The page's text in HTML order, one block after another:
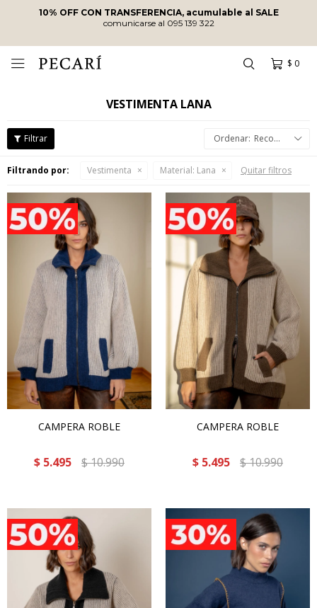
ENVÍOS SIN COSTOA PARTIR DE$10.000
ENVÍOS EN EL DÍAEN COMPRAS REALIZADAS ANTES DE
$ 0

VESTIMENTA LANA
Recomendados
Filtrando por: Vestimenta Material: Lana Quitar filtros
CAMPERA ROBLE
$ 5.495 $10.990
CAMPERA ROBLE
$ 5.495 $10.990